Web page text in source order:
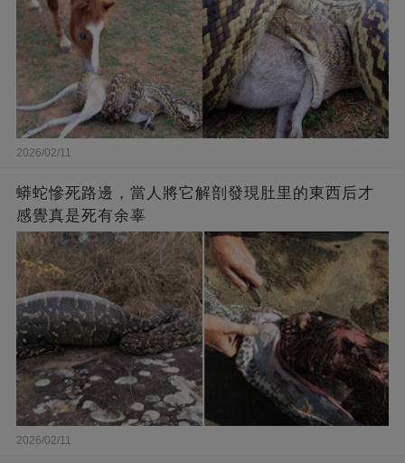
2026/02/11
蟒蛇慘死路邊，當人將它解剖發現肚里的東西后才
感覺真是死有余辜
2026/02/11